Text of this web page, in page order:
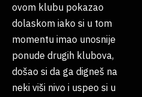
ovom klubu pokazao
dolaskom iako si u tom
momentu imao unosnije
ponude drugih klubova,
došao si da ga digneš na
neki viši nivo i uspeo si u